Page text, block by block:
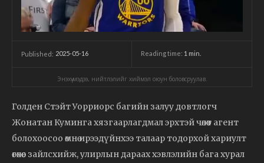
Published: 2025-05-16 Reading time: 1 min.
Энэхүү мэдээ, нийтлэлийг хиймэл оюун боловсруулав.
Голден Стэйт Уорриорс багийн залуу довтлогч
Жонатан Куминга хязгаарлагдмал эрхтэй чөлөөт агент
болохоосоо өмнө ирээдүйнхээ талаар тодорхой хариулт
өгөхөөс зайлсхийж, улирлын дараах хэвлэлийн бага хурал